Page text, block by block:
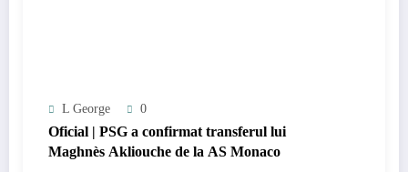
L George 0
Oficial | PSG a confirmat transferul lui
Maghnès Akliouche de la AS Monaco